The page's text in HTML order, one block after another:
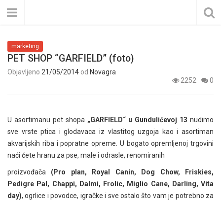
marketing
PET SHOP “GARFIELD” (foto)
Objavljeno 21/05/2014 od Novagra
2252
0
U asortimanu pet shopa „GARFIELD“ u Gundulićevoj 13 nudimo
sve vrste ptica i glodavaca iz vlastitog uzgoja kao i asortiman
akvarijskih riba i popratne opreme. U bogato opremljenoj trgovini
naći ćete hranu za pse, male i odrasle, renomiranih
proizvođača (Pro plan, Royal Canin, Dog Chow, Friskies,
Pedigre Pal, Chappi, Dalmi, Frolic, Miglio Cane, Darling, Vita
day), ogrlice i povodce, igračke i sve ostalo što vam je potrebno za